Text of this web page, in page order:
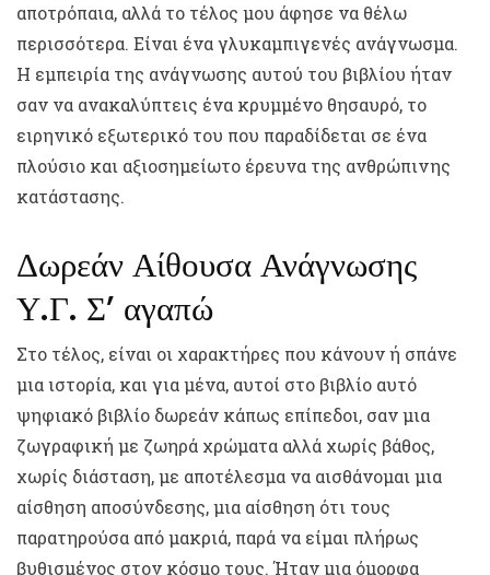
αποτρόπαια, αλλά το τέλος μου άφησε να θέλω
περισσότερα. Είναι ένα γλυκαμπιγενές ανάγνωσμα.
Η εμπειρία της ανάγνωσης αυτού του βιβλίου ήταν
σαν να ανακαλύπτεις ένα κρυμμένο θησαυρό, το
ειρηνικό εξωτερικό του που παραδίδεται σε ένα
πλούσιο και αξιοσημείωτο έρευνα της ανθρώπινης
κατάστασης.
Δωρεάν Αίθουσα Ανάγνωσης
Υ.Γ. Σ’ αγαπώ
Στο τέλος, είναι οι χαρακτήρες που κάνουν ή σπάνε
μια ιστορία, και για μένα, αυτοί στο βιβλίο αυτό
ψηφιακό βιβλίο δωρεάν κάπως επίπεδοι, σαν μια
ζωγραφική με ζωηρά χρώματα αλλά χωρίς βάθος,
χωρίς διάσταση, με αποτέλεσμα να αισθάνομαι μια
αίσθηση αποσύνδεσης, μια αίσθηση ότι τους
παρατηρούσα από μακριά, παρά να είμαι πλήρως
βυθισμένος στον κόσμο τους. Ήταν μια όμορφα